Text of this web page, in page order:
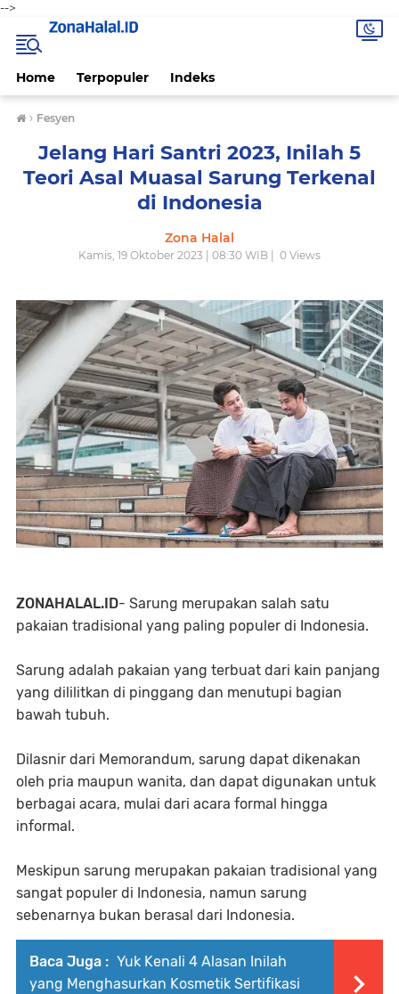
-->
Home Terpopuler Indeks
› Fesyen
Jelang Hari Santri 2023, Inilah 5
Teori Asal Muasal Sarung Terkenal
di Indonesia
Zona Halal
Kamis, 19 Oktober 2023 | 08:30 WIB | 0 Views
ZONAHALAL.ID- Sarung merupakan salah satu
pakaian tradisional yang paling populer di Indonesia.
Sarung adalah pakaian yang terbuat dari kain panjang
yang dililitkan di pinggang dan menutupi bagian
bawah tubuh.
Dilasnir dari Memorandum, sarung dapat dikenakan
oleh pria maupun wanita, dan dapat digunakan untuk
berbagai acara, mulai dari acara formal hingga
informal.
Meskipun sarung merupakan pakaian tradisional yang
sangat populer di Indonesia, namun sarung
sebenarnya bukan berasal dari Indonesia.
Baca Juga : Yuk Kenali 4 Alasan Inilah
yang Menghasurkan Kosmetik Sertifikasi